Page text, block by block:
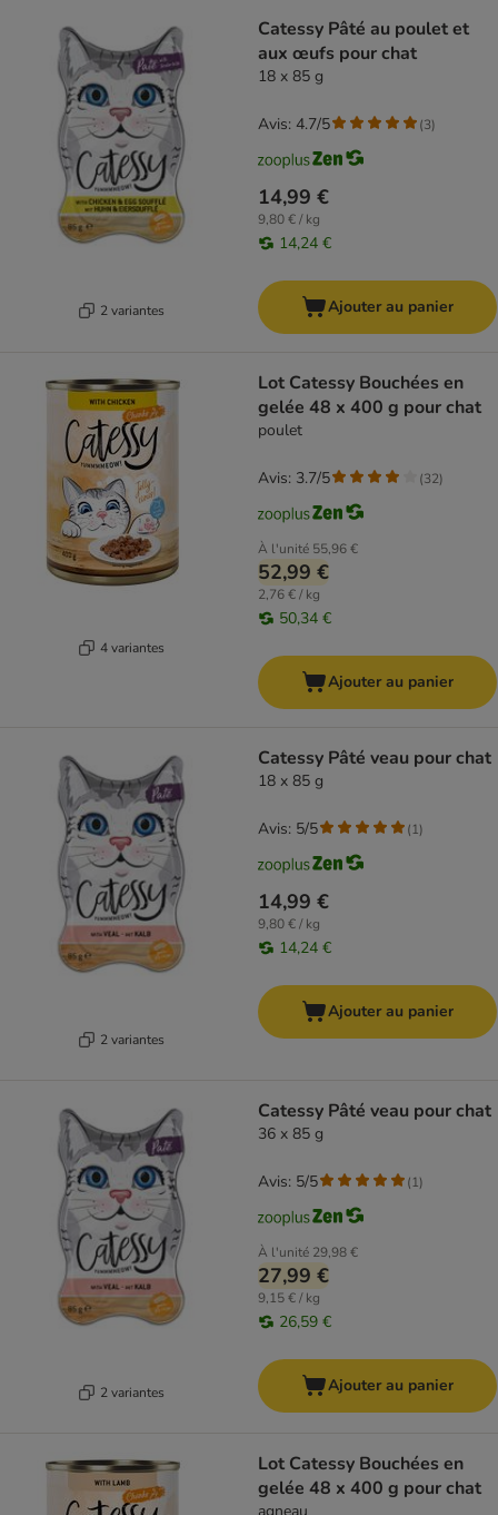
2 variantes
Catessy Pâté au poulet et
aux œufs pour chat
18 x 85 g
14,99 €
9,80 € / kg
14,24 €
Avis: 4.7/5 (3)
Ajouter au panier
4 variantes
Lot Catessy Bouchées en
gelée 48 x 400 g pour chat
poulet
À l'unité 55,96 €
52,99 €
2,76 € / kg
50,34 €
Avis: 3.7/5 (32)
Ajouter au panier
2 variantes
Catessy Pâté veau pour chat
18 x 85 g
14,99 €
9,80 € / kg
14,24 €
Avis: 5/5 (1)
Ajouter au panier
2 variantes
Catessy Pâté veau pour chat
36 x 85 g
À l'unité 29,98 €
27,99 €
9,15 € / kg
26,59 €
Avis: 5/5 (1)
Ajouter au panier
Lot Catessy Bouchées en
gelée 48 x 400 g pour chat